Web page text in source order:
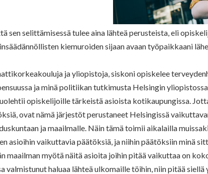
sen selittämisessä tulee aina lähteä perusteista, eli
kiemuroiden sijaan avaan työpaikkaani
ja yliopistoja, siskoni opiskelee
ja minä politiikan tutkimusta Helsingin
opiskelijoille tärkeistä asioista kotikaupungissa.
ovat nämä järjestöt perustaneet Helsingissä
ja maailmalle. Näin tämä toimii aikalailla
asioihin vaikuttavia päätöksiä, ja niihin päätöksiin minä
maailman myötä näitä asioita joihin pitää vaikuttaa on
valmistunut haluaa lähteä ulkomaille töihin, niin pitää